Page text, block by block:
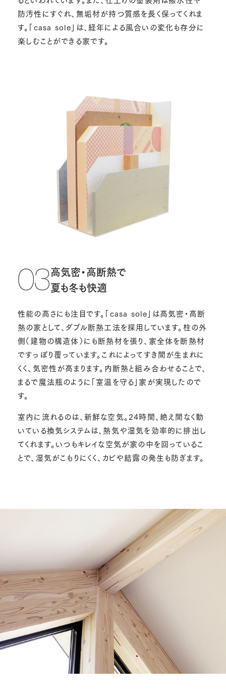
防汚性にすぐれ、無垢材が持つ質感を長く保ってくれま
す。「casa sole」は、経年による風合いの変化も存分に
楽しむことができる家です。
03高気密・高断熱で
夏も冬も快適
性能の高さにも注目です。「casa sole」は高気密・高断
熱の家として、ダブル断熱工法を採用しています。柱の外
側（建物の構造体）にも断熱材を張り、家全体を断熱材
ですっぽり覆っています。これによってすき間が生まれに
くく、気密性が高まります。内断熱と組み合わせることで、
まるで魔法瓶のように「室温を守る」家が実現したので
す。
室内に流れるのは、新鮮な空気。24時間、絶え間なく動
いている換気システムは、熱気や湿気を効率的に排出し
てくれます。いつもキレイな空気が家の中を回っているこ
とで、湿気がこもりにくく、カビや結露の発生も防ぎます。